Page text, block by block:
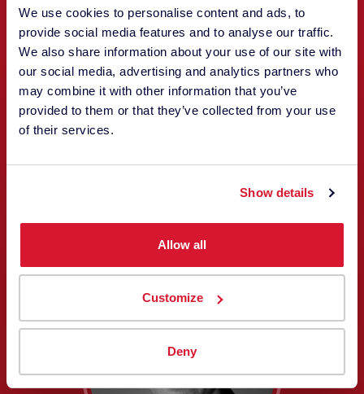
We use cookies to personalise content and ads, to
provide social media features and to analyse our traffic.
We also share information about your use of our site with
our social media, advertising and analytics partners who
may combine it with other information that you’ve
provided to them or that they’ve collected from your use
of their services.
Show details
Allow all
Customize
Deny
Patrice Jaunasse
VENDAS E APOIO